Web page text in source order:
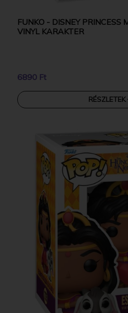
FUNKO - DISNEY PRINCESS
VINYL KARAKTER
6890 Ft
RÉSZLETEK